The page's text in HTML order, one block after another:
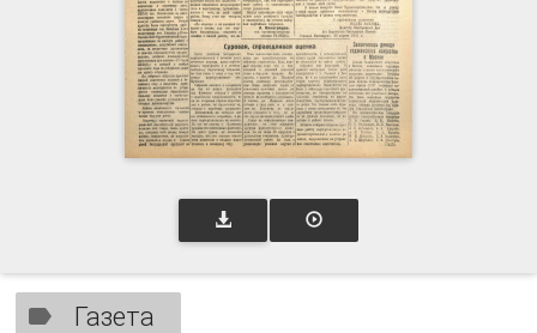
Газета